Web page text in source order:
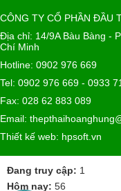
CÔNG TY CỔ PHẦN ĐẦU
Địa chỉ: 14/9A Bàu Bàng -
Chí Minh
Hotline: 0902 976 669
Tel: 0902 976 669 - 0933
Fax: 028 62 883 089
Email:
Thiết kế web: hpsoft.vn
Đang truy cập: 1
Hôm nay: 56